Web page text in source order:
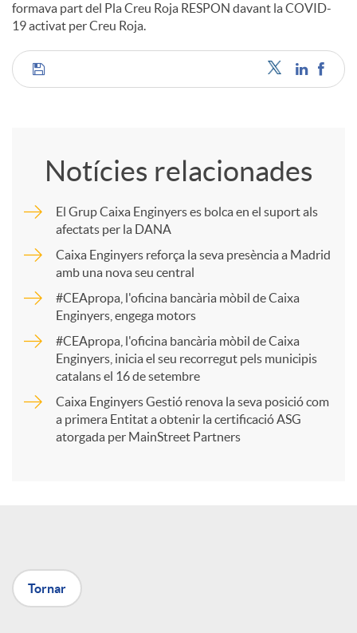
formava part del Pla Creu Roja RESPON davant la COVID-
19 activat per Creu Roja.
C
m
p
a
r
t
X
Notícies relacionades
El Grup Caixa Enginyers es bolca en el suport als
afectats per la DANA
Caixa Enginyers reforça la seva presència a Madrid
amb una nova seu central
#CEApropa, l'oficina bancària mòbil de Caixa
Enginyers, engega motors
#CEApropa, l'oficina bancària mòbil de Caixa
Enginyers, inicia el seu recorregut pels municipis
catalans el 16 de setembre
Caixa Enginyers Gestió renova la seva posició com
a primera Entitat a obtenir la certificació ASG
atorgada per MainStreet Partners
Tornar